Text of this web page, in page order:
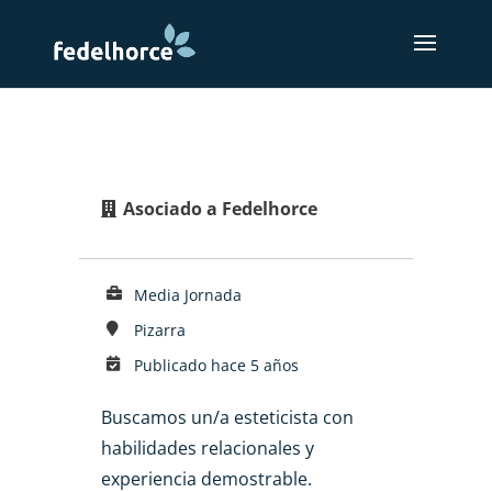
Asociado a Fedelhorce
Media Jornada
Pizarra
Publicado hace 5 años
Buscamos un/a esteticista con
habilidades relacionales y
experiencia demostrable.